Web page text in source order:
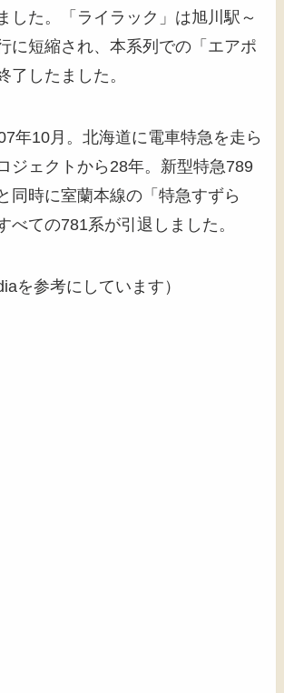
した。「ライラック」は旭川駅～
に短縮され、本系列での「エアポ
了したました。
年10月。北海道に電車特急を走ら
ジェクトから28年。新型特急789
同時に室蘭本線の「特急すずら
べての781系が引退しました。
を参考にしています）